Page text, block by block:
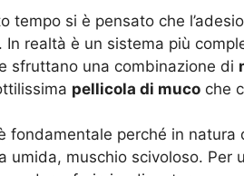
tempo si è pensato che
In realtà è un sistema più
sfruttano una combinazione di
pellicola di muco che
fondamentale perché in
umida, muschio scivoloso. Per